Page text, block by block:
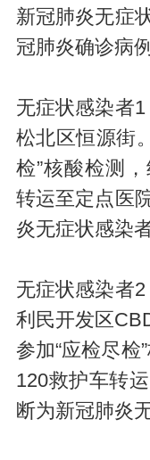
新冠肺炎无症
冠肺炎确诊病例
无症状感染者
松北区恒源街
检”核酸检测
转运至定点医
炎无症状感染者
无症状感染者
利民开发区
参加“应检尽检
120救护车转
断为新冠肺炎